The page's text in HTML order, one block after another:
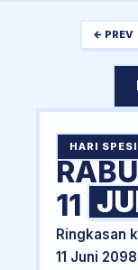
← PREV
HARI
11
Ringkasan
11 Juni